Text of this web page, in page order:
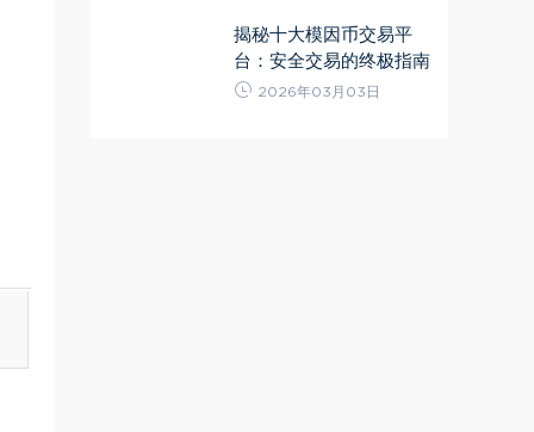
揭秘十大模因币交易平
台：安全交易的终极指南
2026年03月03日